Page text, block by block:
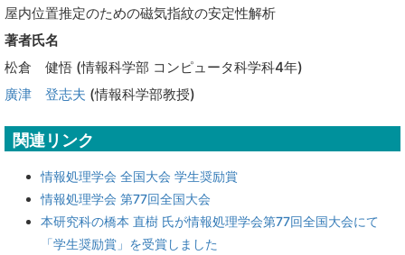
屋内位置推定のための磁気指紋の安定性解析
著者氏名
松倉 健悟 (情報科学部 コンピュータ科学科4年)
廣津 登志夫 (情報科学部教授)
関連リンク
情報処理学会 全国大会 学生奨励賞
情報処理学会 第77回全国大会
本研究科の橋本 直樹 氏が情報処理学会第77回全国大会にて
「学生奨励賞」を受賞しました